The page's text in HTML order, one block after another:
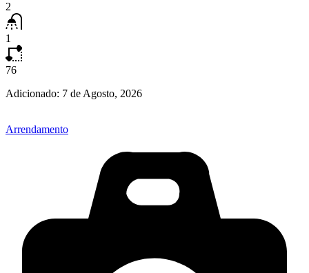
2
1
76
Adicionado: 7 de Agosto, 2026
Arrendamento